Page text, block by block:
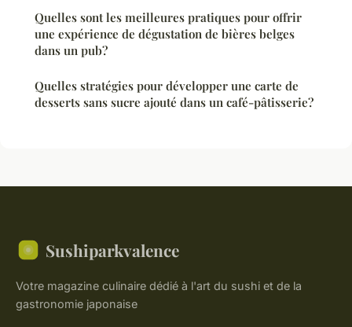
Quelles sont les meilleures pratiques pour offrir
une expérience de dégustation de bières belges
dans un pub?
Quelles stratégies pour développer une carte de
desserts sans sucre ajouté dans un café-pâtisserie?
Sushiparkvalence
Votre magazine culinaire dédié à l'art du sushi et de la
gastronomie japonaise